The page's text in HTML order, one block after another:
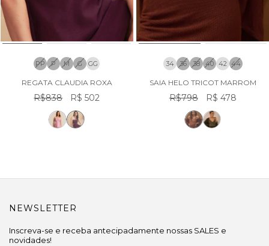
PP P M G GG
REGATA CLAUDIA ROXA
R$838 R$ 502
34 36 38 40 42 44
SAIA HELO TRICOT MARROM
R$798 R$ 478
NEWSLETTER
Inscreva-se e receba antecipadamente nossas SALES e
novidades!